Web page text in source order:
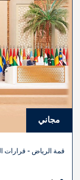
مجاني
قمة الرياض - قرارات